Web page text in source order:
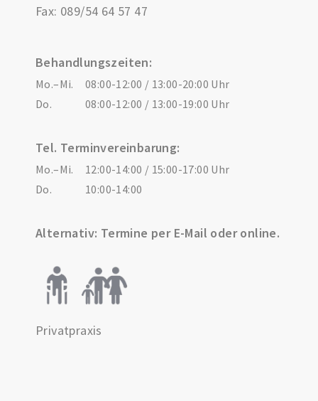
Fax: 089/54 64 57 47
Behandlungszeiten:
Mo.–Mi.
08:00-12:00 / 13:00-20:00 Uhr
Do.
08:00-12:00 / 13:00-19:00 Uhr
Tel. Terminvereinbarung:
Mo.–Mi.
12:00-14:00 / 15:00-17:00 Uhr
Do.
10:00-14:00
Alternativ: Termine per E-Mail oder online.
Privatpraxis